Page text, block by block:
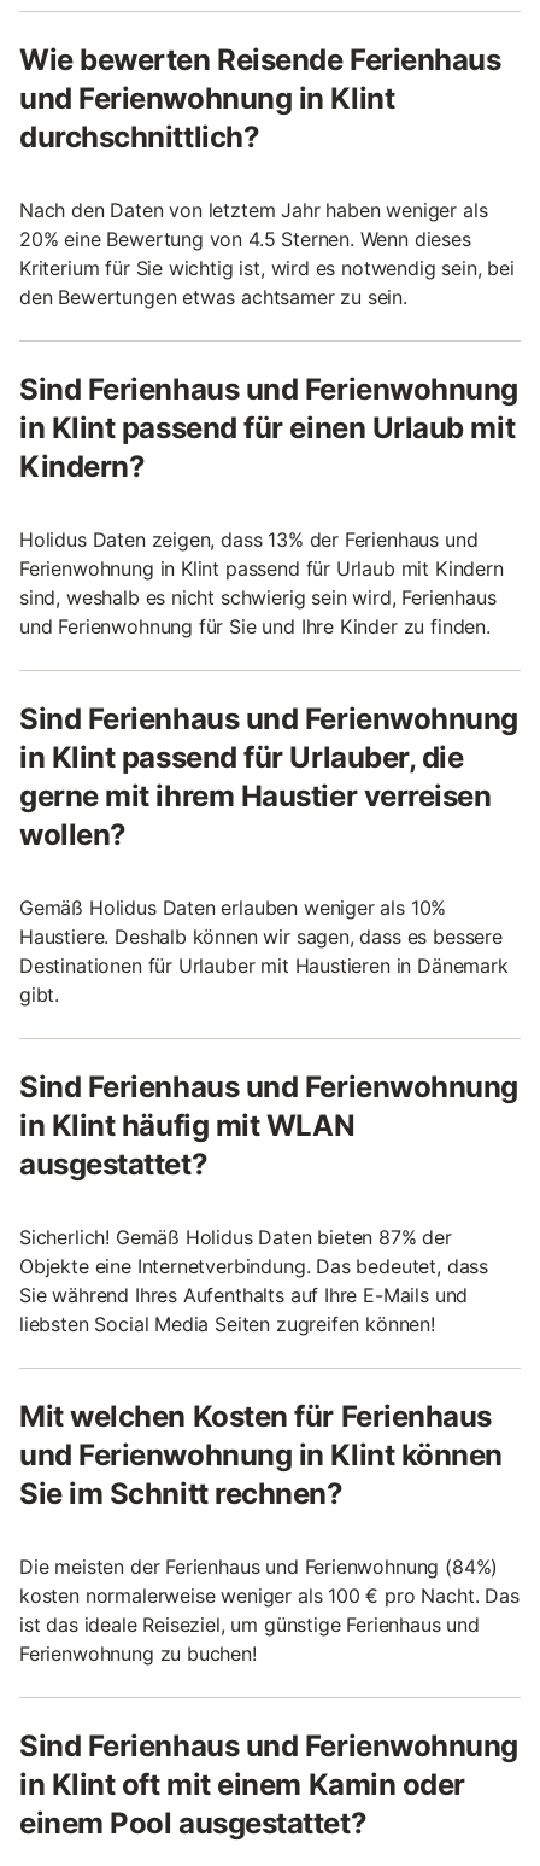
Wie bewerten Reisende Ferienhaus
und Ferienwohnung in Klint
durchschnittlich?
Nach den Daten von letztem Jahr haben weniger als
20% eine Bewertung von 4.5 Sternen. Wenn dieses
Kriterium für Sie wichtig ist, wird es notwendig sein, bei
den Bewertungen etwas achtsamer zu sein.
Sind Ferienhaus und Ferienwohnung
in Klint passend für einen Urlaub mit
Kindern?
Holidus Daten zeigen, dass 13% der Ferienhaus und
Ferienwohnung in Klint passend für Urlaub mit Kindern
sind, weshalb es nicht schwierig sein wird, Ferienhaus
und Ferienwohnung für Sie und Ihre Kinder zu finden.
Sind Ferienhaus und Ferienwohnung
in Klint passend für Urlauber, die
gerne mit ihrem Haustier verreisen
wollen?
Gemäß Holidus Daten erlauben weniger als 10%
Haustiere. Deshalb können wir sagen, dass es bessere
Destinationen für Urlauber mit Haustieren in Dänemark
gibt.
Sind Ferienhaus und Ferienwohnung
in Klint häufig mit WLAN
ausgestattet?
Sicherlich! Gemäß Holidus Daten bieten 87% der
Objekte eine Internetverbindung. Das bedeutet, dass
Sie während Ihres Aufenthalts auf Ihre E-Mails und
liebsten Social Media Seiten zugreifen können!
Mit welchen Kosten für Ferienhaus
und Ferienwohnung in Klint können
Sie im Schnitt rechnen?
Die meisten der Ferienhaus und Ferienwohnung (84%)
kosten normalerweise weniger als 100 € pro Nacht. Das
ist das ideale Reiseziel, um günstige Ferienhaus und
Ferienwohnung zu buchen!
Sind Ferienhaus und Ferienwohnung
in Klint oft mit einem Kamin oder
einem Pool ausgestattet?